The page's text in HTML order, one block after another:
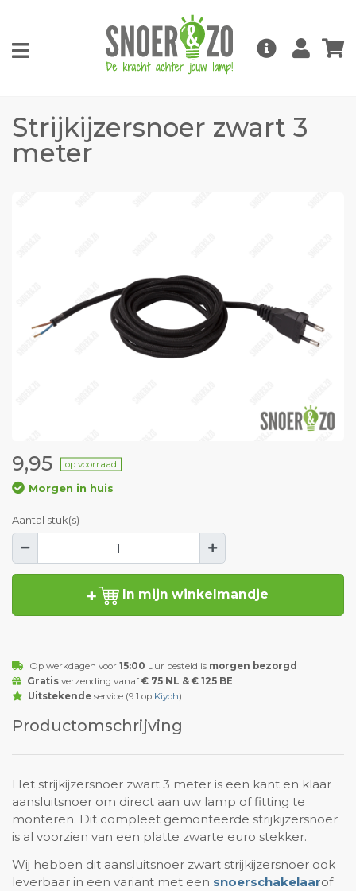
Strijkijzersnoer zwart 3
meter
9,95 op voorraad
Morgen in huis
Aantal stuk(s) :
In mijn winkelmandje
Op werkdagen voor 15:00 uur besteld is morgen bezorgd
Gratisverzending vanaf € 75 NL & € 125 BE
Uitstekendeservice (9.1 op Kiyoh)
Productomschrijving
Het strijkijzersnoer zwart 3 meter is een kant en klaar
aansluitsnoer om direct aan uw lamp of fitting te
monteren. Dit compleet gemonteerde strijkijzersnoer
is al voorzien van een platte zwarte euro stekker.
Wij hebben dit aansluitsnoer zwart strijkijzersnoer ook
leverbaar in een variant met een snoerschakelaarof